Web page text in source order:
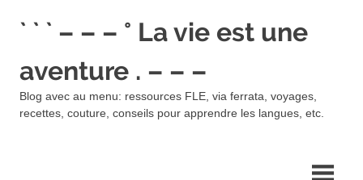
` ` ` – – – ° La vie est une
aventure . – – –
Blog avec au menu: ressources FLE, via ferrata, voyages,
recettes, couture, conseils pour apprendre les langues, etc.